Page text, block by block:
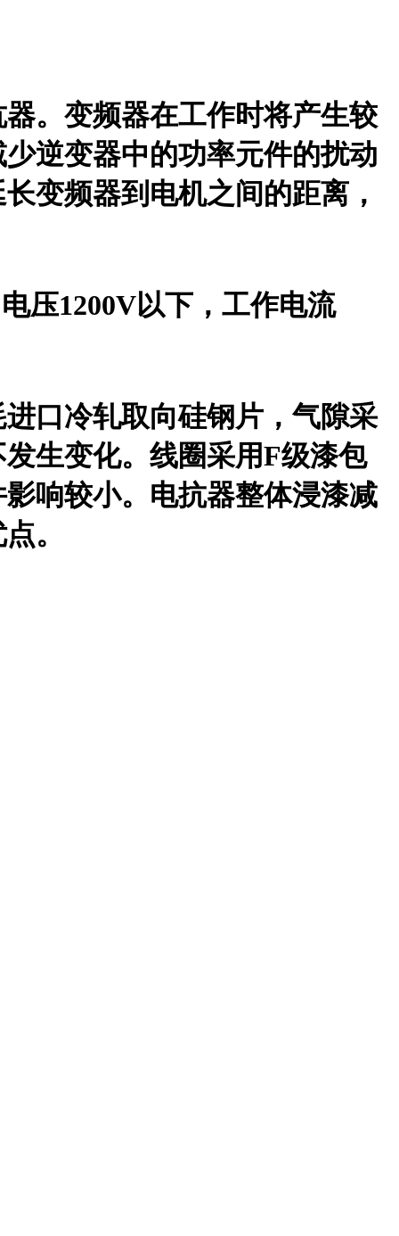
。变频器在工作时将产生较
逆变器中的功率元件的扰动
变频器到电机之间的距离，
压1200V以下，工作电流
口冷轧取向硅钢片，气隙采
生变化。线圈采用F级漆包
影响较小。电抗器整体浸漆减
。